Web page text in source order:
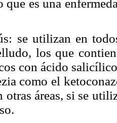
que es una
se utilizan en
los que
con ácido
como el
otras áreas, si se